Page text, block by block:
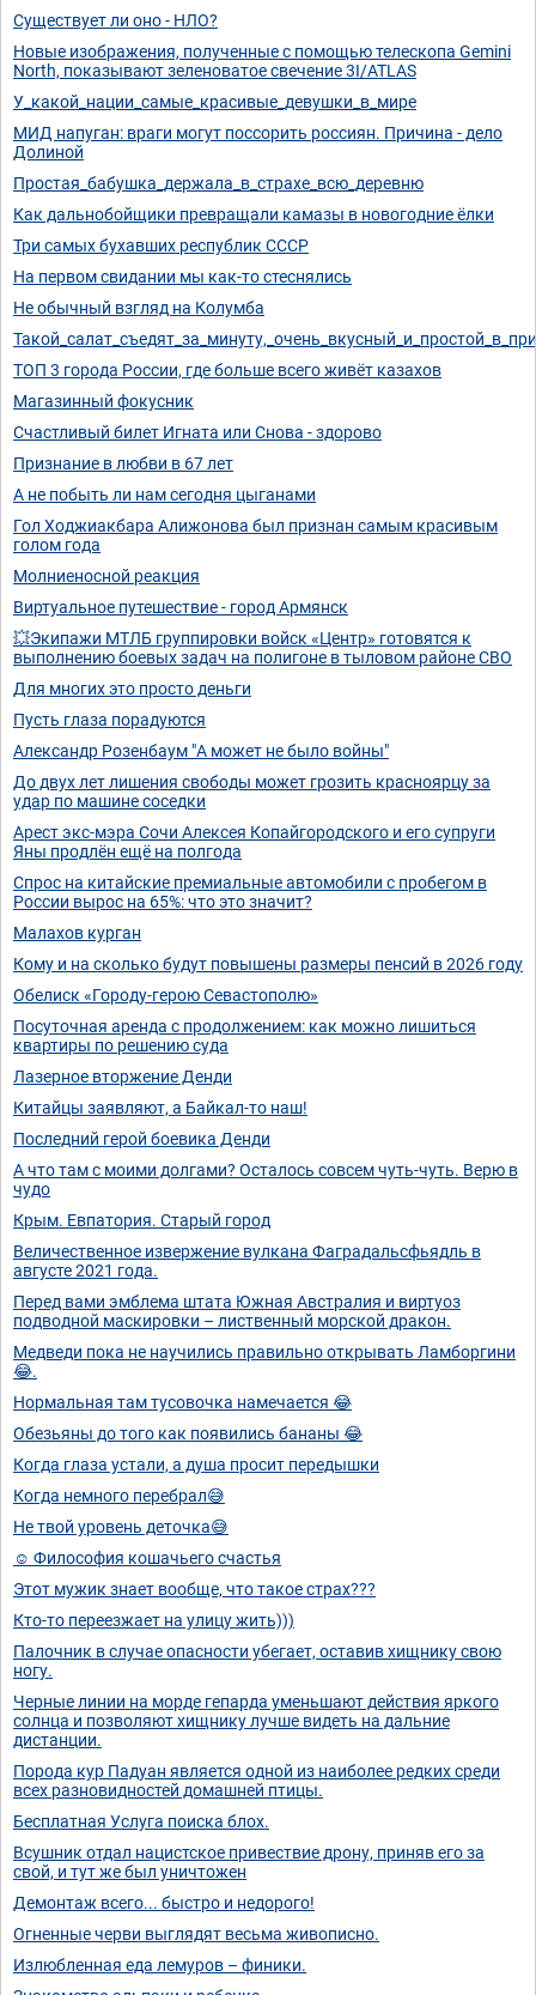
Существует ли оно - НЛО?
Новые изображения, полученные с помощью телескопа Gemini
North, показывают зеленоватое свечение 3I/ATLAS
У_какой_нации_самые_красивые_девушки_в_мире
МИД напуган: враги могут поссорить россиян. Причина - дело
Долиной
Простая_бабушка_держала_в_страхе_всю_деревню
Как дальнобойщики превращали камазы в новогодние ёлки
Три самых бухавших республик СССР
На первом свидании мы как-то стеснялись
Не обычный взгляд на Колумба
ТОП 3 города России, где больше всего живёт казахов
Магазинный фокусник
Счастливый билет Игната или Снова - здорово
Признание в любви в 67 лет
А не побыть ли нам сегодня цыганами
Гол Ходжиакбара Алижонова был признан самым красивым
голом года
Молниеносной реакция
Виртуальное путешествие - город Армянск
💥Экипажи МТЛБ группировки войск «Центр» готовятся к
выполнению боевых задач на полигоне в тыловом районе СВО
Для многих это просто деньги
Пусть глаза порадуются
Александр Розенбаум "А может не было войны"
До двух лет лишения свободы может грозить красноярцу за
удар по машине соседки
Арест экс-мэра Сочи Алексея Копайгородского и его супруги
Яны продлён ещё на полгода
Спрос на китайские премиальные автомобили с пробегом в
России вырос на 65%: что это значит?
Малахов курган
Кому и на сколько будут повышены размеры пенсий в 2026 году
Обелиск «Городу-герою Севастополю»
Посуточная аренда с продолжением: как можно лишиться
квартиры по решению суда
Лазерное вторжение Денди
Китайцы заявляют, а Байкал-то наш!
Последний герой боевика Денди
А что там с моими долгами? Осталось совсем чуть-чуть. Верю в
чудо
Крым. Евпатория. Старый город
Величественное извержение вулкана Фаградальсфьядль в
августе 2021 года.
Перед вами эмблема штата Южная Австралия и виртуоз
подводной маскировки – лиственный морской дракон.
Медведи пока не научились правильно открывать Ламборгини
😂.
Нормальная там тусовочка намечается 😂
Обезьяны до того как появились бананы 😂
Когда глаза устали, а душа просит передышки
Когда немного перебрал😅
Не твой уровень деточка😅
☺️ Философия кошачьего счастья
Этот мужик знает вообще, что такое страх???
Кто-то переезжает на улицу жить)))
Палочник в случае опасности убегает, оставив хищнику свою
ногу.
Черные линии на морде гепарда уменьшают действия яркого
солнца и позволяют хищнику лучше видеть на дальние
дистанции.
Порода кур Падуан является одной из наиболее редких среди
всех разновидностей домашней птицы.
Бесплатная Услуга поиска блох.
Всушник отдал нацистское привествие дрону, приняв его за
свой, и тут же был уничтожен
Демонтаж всего... быстро и недорого!
Огненные черви выглядят весьма живописно.
Излюбленная еда лемуров – финики.